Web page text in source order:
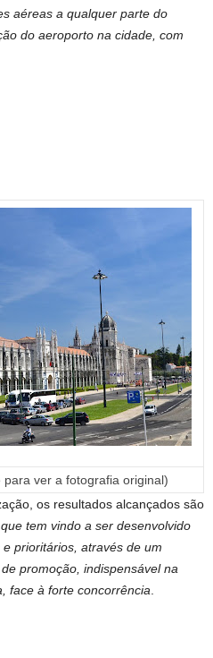
aéreas a qualquer parte do
do aeroporto na cidade, com
para ver a fotografia original)
os resultados alcançados são
tem vindo a ser desenvolvido
prioritários, através de um
promoção, indispensável na
face à forte concorrência